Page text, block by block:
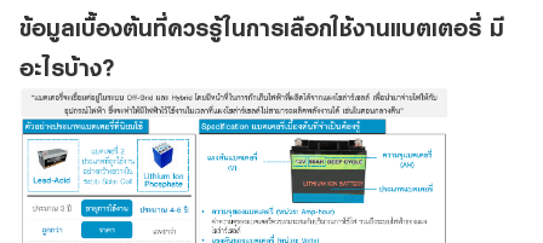
ข้อมูลเบื้องต้นที่ควรรู้ในการเลือกใช้งานแบตเตอรี่ มี
อะไรบ้าง?